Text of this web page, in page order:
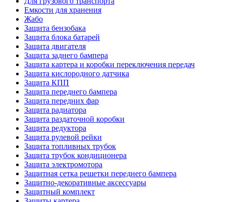
Емкости для хранения
Жабо
Защита бензобака
Защита блока батарей
Защита двигателя
Защита заднего бампера
Защита картера и коробки переключения передач
Защита кислородного датчика
Защита КПП
Защита переднего бампера
Защита передних фар
Защита радиатора
Защита раздаточной коробки
Защита редуктора
Защита рулевой рейки
Защита топливных трубок
Защита трубок кондиционера
Защита электромотора
Защитная сетка решетки переднего бампера
Защитно-декоративные аксессуары
Защитный комплект